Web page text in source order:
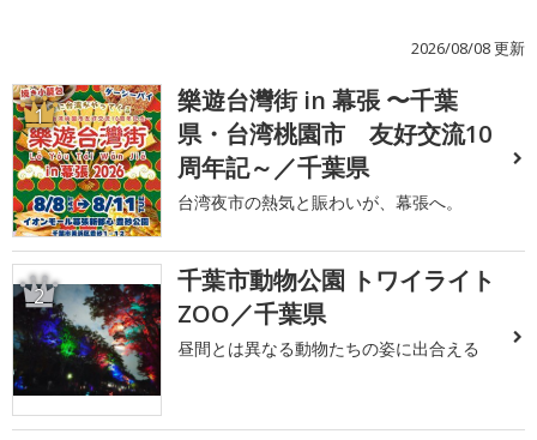
2026/08/08 更新
1
樂遊台灣街 in 幕張 〜千葉
県・台湾桃園市 友好交流10
周年記～／千葉県
台湾夜市の熱気と賑わいが、幕張へ。
2
千葉市動物公園 トワイライト
ZOO／千葉県
昼間とは異なる動物たちの姿に出合える